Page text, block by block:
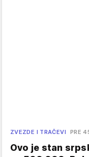
ZVEZDE I TRAČEVI PRE
Ovo je stan